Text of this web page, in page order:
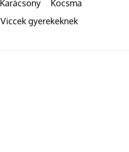
Karácsony
Kocsma
Viccek gyerekeknek